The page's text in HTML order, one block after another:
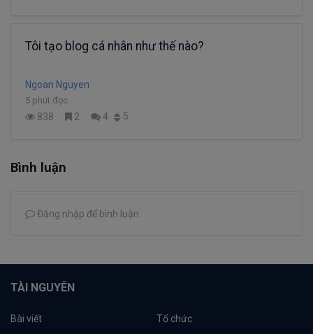
Tôi tạo blog cá nhân như thế nào?
Ngoan Nguyen
5 phút đọc
838 2 4 5
Bình luận
Đăng nhập để bình luận
TÀI NGUYÊN
Bài viết Tổ chức